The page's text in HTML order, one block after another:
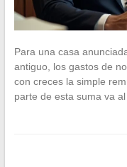
Para una casa
antiguo, los gastos de
con creces la simple
parte de esta suma va